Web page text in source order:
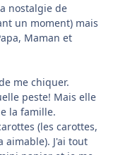
nostalgie de
un moment) mais
Maman et
me chiquer.
peste! Mais elle
la famille.
(les carottes,
J'ai tout